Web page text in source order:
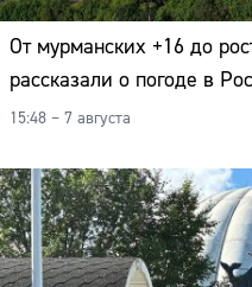
От мурманских +16 до
рассказали о погоде в
15:48 – 7 августа